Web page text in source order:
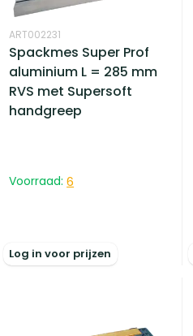
ART002231
Spackmes Super Prof
aluminium L = 285 mm
RVS met Supersoft
handgreep
Voorraad: 6
Log in voor prijzen